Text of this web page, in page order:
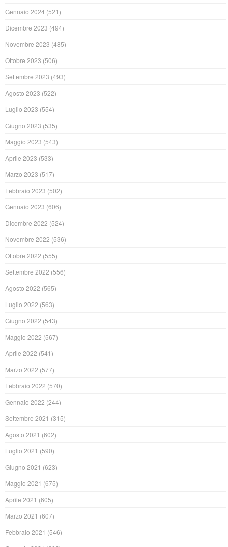
Gennaio 2024 (521)
Dicembre 2023 (494)
Novembre 2023 (485)
Ottobre 2023 (506)
Settembre 2023 (493)
Agosto 2023 (522)
Luglio 2023 (554)
Giugno 2023 (535)
Maggio 2023 (543)
Aprile 2023 (533)
Marzo 2023 (517)
Febbraio 2023 (502)
Gennaio 2023 (606)
Dicembre 2022 (524)
Novembre 2022 (536)
Ottobre 2022 (555)
Settembre 2022 (556)
Agosto 2022 (565)
Luglio 2022 (563)
Giugno 2022 (543)
Maggio 2022 (567)
Aprile 2022 (541)
Marzo 2022 (577)
Febbraio 2022 (570)
Gennaio 2022 (244)
Settembre 2021 (315)
Agosto 2021 (602)
Luglio 2021 (590)
Giugno 2021 (623)
Maggio 2021 (675)
Aprile 2021 (605)
Marzo 2021 (607)
Febbraio 2021 (546)